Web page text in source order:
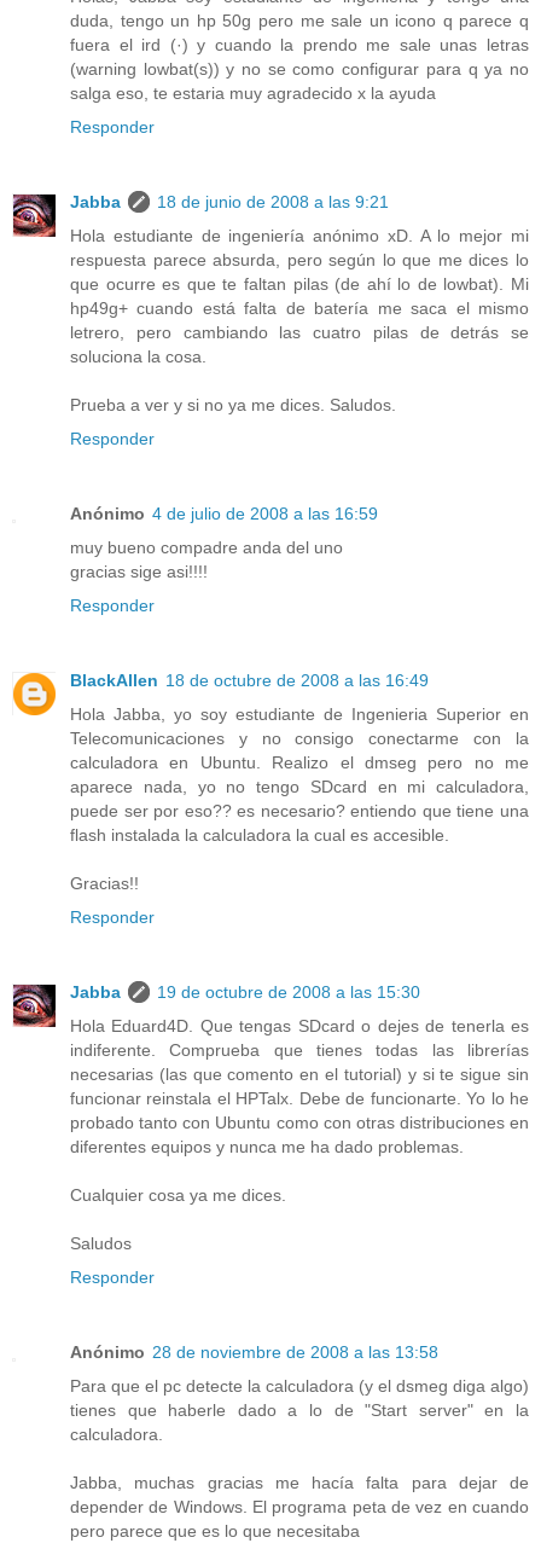
duda, tengo un hp 50g pero me sale un icono q parece q
fuera el ird (·) y cuando la prendo me sale unas letras
(warning lowbat(s)) y no se como configurar para q ya no
salga eso, te estaria muy agradecido x la ayuda
Responder
Jabba
18 de junio de 2008 a las 9:21
Hola estudiante de ingeniería anónimo xD. A lo mejor mi
respuesta parece absurda, pero según lo que me dices lo
que ocurre es que te faltan pilas (de ahí lo de lowbat). Mi
hp49g+ cuando está falta de batería me saca el mismo
letrero, pero cambiando las cuatro pilas de detrás se
soluciona la cosa.
Prueba a ver y si no ya me dices. Saludos.
Responder
Anónimo 4 de julio de 2008 a las 16:59
muy bueno compadre anda del uno
gracias sige asi!!!!
Responder
BlackAllen 18 de octubre de 2008 a las 16:49
Hola Jabba, yo soy estudiante de Ingenieria Superior en
Telecomunicaciones y no consigo conectarme con la
calculadora en Ubuntu. Realizo el dmseg pero no me
aparece nada, yo no tengo SDcard en mi calculadora,
puede ser por eso?? es necesario? entiendo que tiene una
flash instalada la calculadora la cual es accesible.
Gracias!!
Responder
Jabba
19 de octubre de 2008 a las 15:30
Hola Eduard4D. Que tengas SDcard o dejes de tenerla es
indiferente. Comprueba que tienes todas las librerías
necesarias (las que comento en el tutorial) y si te sigue sin
funcionar reinstala el HPTalx. Debe de funcionarte. Yo lo he
probado tanto con Ubuntu como con otras distribuciones en
diferentes equipos y nunca me ha dado problemas.
Cualquier cosa ya me dices.
Saludos
Responder
Anónimo 28 de noviembre de 2008 a las 13:58
Para que el pc detecte la calculadora (y el dsmeg diga algo)
tienes que haberle dado a lo de "Start server" en la
calculadora.
Jabba, muchas gracias me hacía falta para dejar de
depender de Windows. El programa peta de vez en cuando
pero parece que es lo que necesitaba